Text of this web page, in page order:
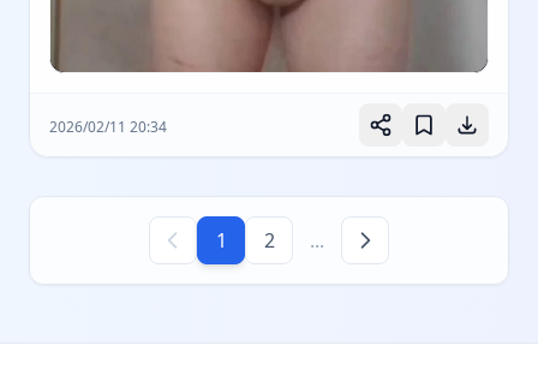
2026/02/11 20:34
1 2 ...